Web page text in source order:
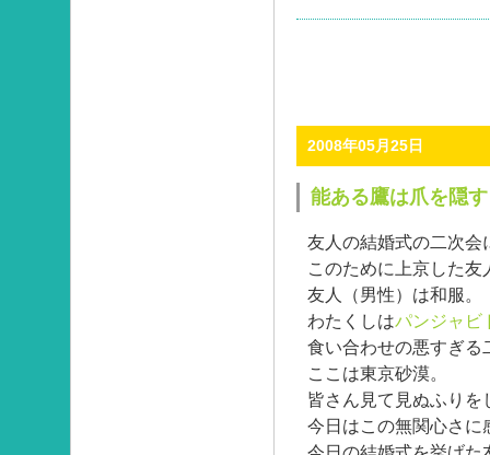
2008年05月25日
能ある鷹は爪を隠す
友人の結婚式の二次会
このために上京した
友人（男性）は和服。
わたくしはパンジャビ
食い合わせの悪すぎる
ここは東京砂漠。
皆さん見て見ぬふり
今日はこの無関心さに